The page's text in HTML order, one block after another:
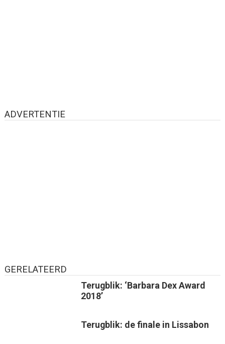
ADVERTENTIE
GERELATEERD
Terugblik: ‘Barbara Dex Award
2018’
Terugblik: de finale in Lissabon